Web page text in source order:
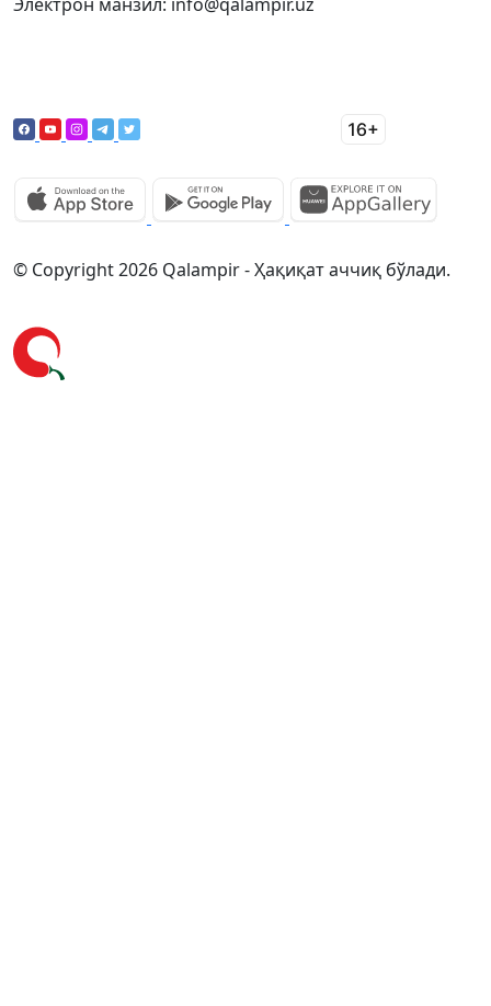
© Copyright 2026 Qalampir - Ҳақиқат аччиқ бўлади.